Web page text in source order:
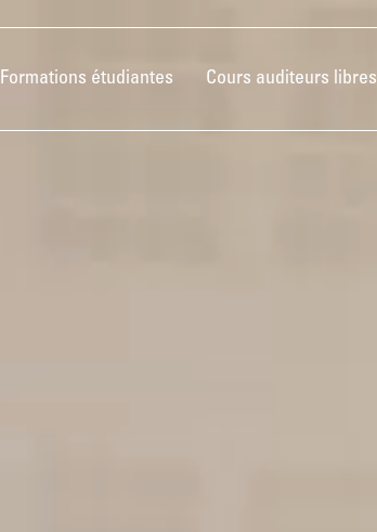
Formations étudiantes Cours auditeurs libres